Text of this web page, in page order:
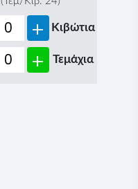
+ Κιβώτια
+ Τεμάχια